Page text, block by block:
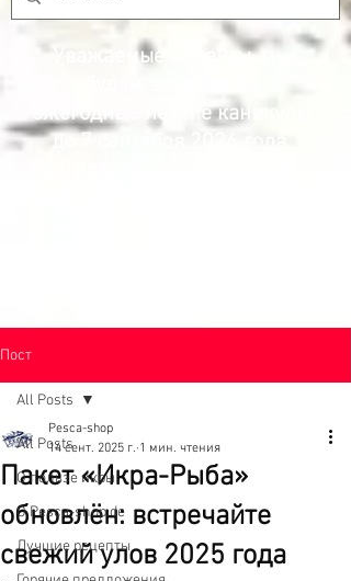
Уважаемые клиенты, мы
ежегодные летние каникулы
до 7 сентября 2026 года.
Пост
All Posts
О пользе икры
О Pesca-shop.de
Лучшие рецепты
All Posts
Пакет «Икра-Рыба»
обновлён: встречайте
свежий улов 2025 года
Pesca-shop
14 сент. 2025 г. 1 мин. чтения